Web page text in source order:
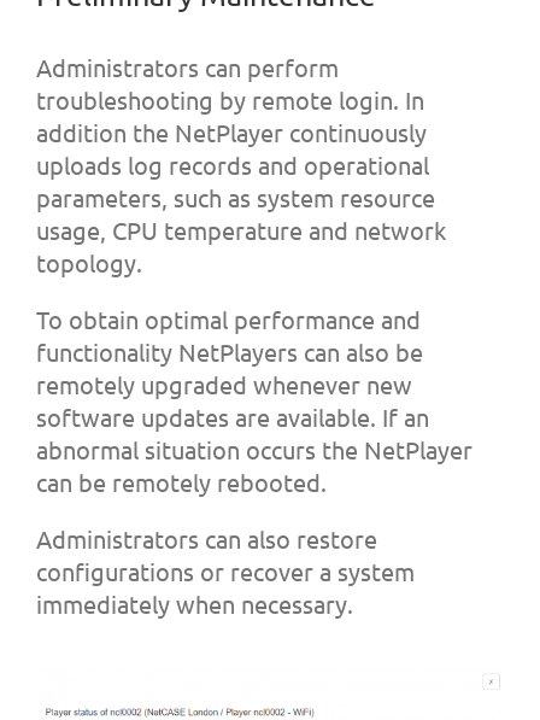
Administrators can perform
troubleshooting by remote login. In
addition the NetPlayer continuously
uploads log records and operational
parameters, such as system resource
usage, CPU temperature and network
topology.
To obtain optimal performance and
functionality NetPlayers can also be
remotely upgraded whenever new
software updates are available. If an
abnormal situation occurs the NetPlayer
can be remotely rebooted.
Administrators can also restore
configurations or recover a system
immediately when necessary.